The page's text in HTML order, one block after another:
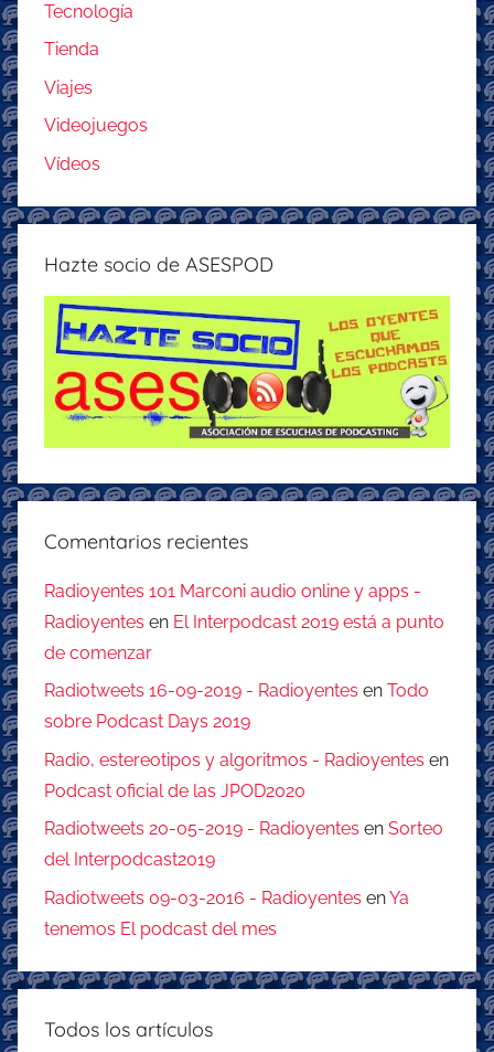
Tecnología
Tienda
Viajes
Videojuegos
Vídeos
Hazte socio de ASESPOD
Comentarios recientes
Radioyentes 101 Marconi audio online y apps -
Radioyentes en El Interpodcast 2019 está a punto
de comenzar
Radiotweets 16-09-2019 - Radioyentes en Todo
sobre Podcast Days 2019
Radio, estereotipos y algoritmos - Radioyentes en
Podcast oficial de las JPOD2020
Radiotweets 20-05-2019 - Radioyentes en Sorteo
del Interpodcast2019
Radiotweets 09-03-2016 - Radioyentes enYa
tenemos El podcast del mes
Todos los artículos